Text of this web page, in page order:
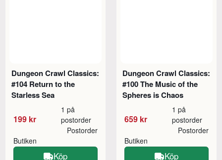
Dungeon Crawl Classics:
#104 Return to the
Starless Sea
199 kr
1 på
postorder
Butiken
Postorder
Köp
Dungeon Crawl Classics:
#100 The Music of the
Spheres is Chaos
659 kr
1 på
postorder
Butiken
Postorder
Köp